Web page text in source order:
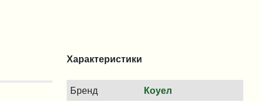
Характеристики
Бренд Коуел